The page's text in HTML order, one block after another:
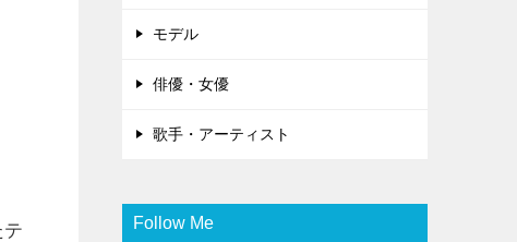
モデル
俳優・女優
歌手・アーティスト
Follow Me